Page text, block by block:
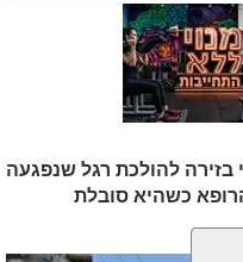
בזירה להולכת רגל שנפגעה
כשהיא סובלת